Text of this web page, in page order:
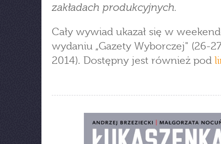
zakładach produkcyjnych.
Cały wywiad ukazał się w
wydaniu „Gazety Wyborczej" (26-
2014). Dostępny jest również pod